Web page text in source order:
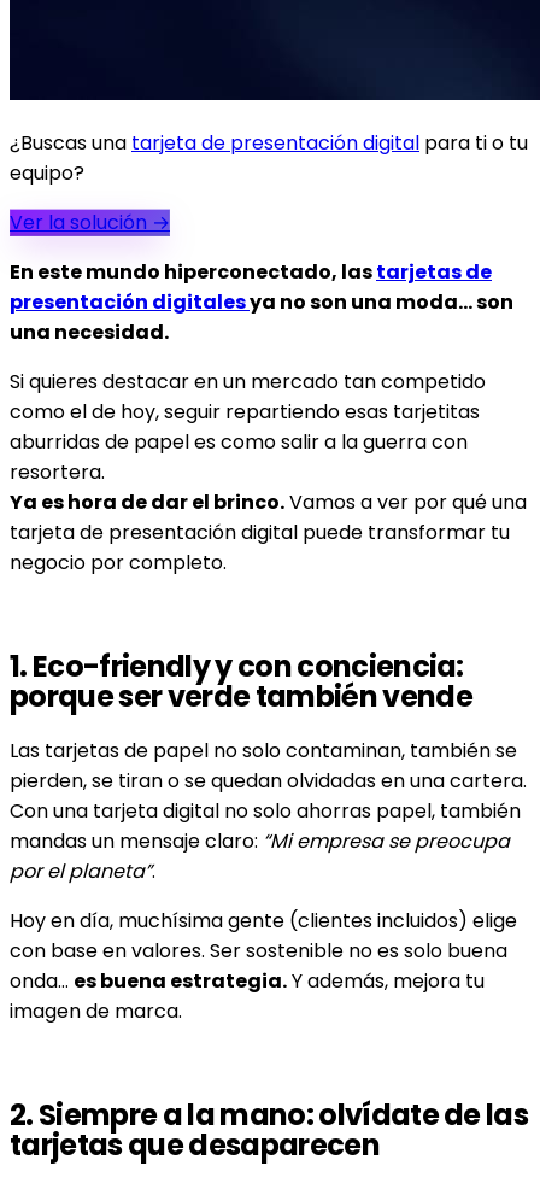
¿Buscas una tarjeta de presentación digital para ti o tu
equipo?
Ver la solución →
En este mundo hiperconectado, lastarjetas de
presentación digitalesya no son una moda... son
una necesidad.
Si quieres destacar en un mercado tan competido
como el de hoy, seguir repartiendo esas tarjetitas
aburridas de papel es como salir a la guerra con
resortera.
Ya es hora de dar el brinco.Vamos a ver por qué una
tarjeta de presentación digital puede transformar tu
negocio por completo.
1.Eco-friendly y con conciencia:
porque ser verde también vende
Las tarjetas de papel no solo contaminan, también se
pierden, se tiran o se quedan olvidadas en una cartera.
Con una tarjeta digital no solo ahorras papel, también
mandas un mensaje claro: “Mi empresa se preocupa
por el planeta”.
Hoy en día, muchísima gente (clientes incluidos) elige
con base en valores. Ser sostenible no es solo buena
onda… es buena estrategia.Y además, mejora tu
imagen de marca.
2.Siempre a la mano: olvídate de las
tarjetas que desaparecen